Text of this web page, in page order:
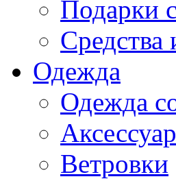
Подарки
Одежда
Одежда
Ветровки